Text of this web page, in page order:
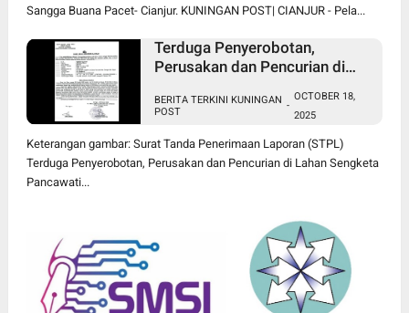
Sangga Buana Pacet- Cianjur. KUNINGAN POST| CIANJUR - Pela...
Terduga Penyerobotan,
Perusakan dan Pencurian di
Bogor Dilaporkan ke Polisi
BERITA TERKINI KUNINGAN
POST
-
OCTOBER 18,
2025
Keterangan gambar: Surat Tanda Penerimaan Laporan (STPL)
Terduga Penyerobotan, Perusakan dan Pencurian di Lahan Sengketa
Pancawati...